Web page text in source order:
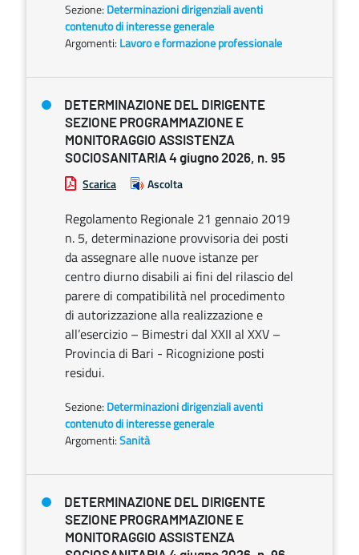
Sezione: Determinazioni dirigenziali aventi
contenuto di interesse generale
Argomenti: Lavoro e formazione professionale
DETERMINAZIONE DEL DIRIGENTE
SEZIONE PROGRAMMAZIONE E
MONITORAGGIO ASSISTENZA
SOCIOSANITARIA 4 giugno 2026, n. 95
Scarica Ascolta
Regolamento Regionale 21 gennaio 2019
n. 5, determinazione provvisoria dei posti
da assegnare alle nuove istanze per
centro diurno disabili ai fini del rilascio del
parere di compatibilità nel procedimento
di autorizzazione alla realizzazione e
all’esercizio – Bimestri dal XXII al XXV –
Provincia di Bari - Ricognizione posti
residui.
Sezione: Determinazioni dirigenziali aventi
contenuto di interesse generale
Argomenti:Sanità
DETERMINAZIONE DEL DIRIGENTE
SEZIONE PROGRAMMAZIONE E
MONITORAGGIO ASSISTENZA